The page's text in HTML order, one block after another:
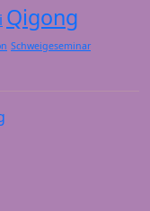
Qigong
Schweigeseminar